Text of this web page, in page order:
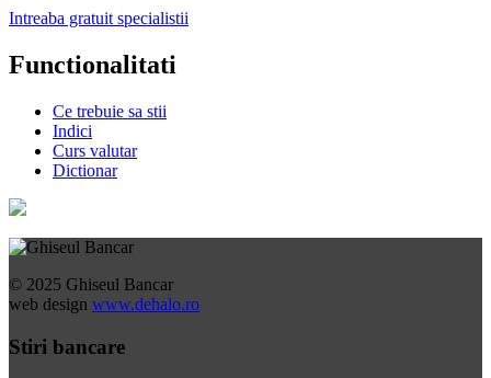
Intreaba gratuit specialistii
Functionalitati
Ce trebuie sa stii
Indici
Curs valutar
Dictionar
© 2025 Ghiseul Bancar
web design www.dehalo.ro
Stiri bancare